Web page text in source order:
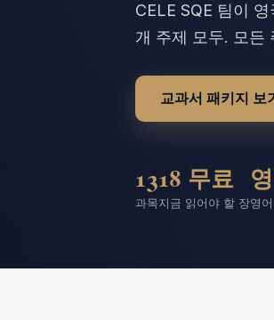
CELE SQE 팀이
개 주제 모두. 모든
교과서 패키지 보
13
과목
18 무료
지금 읽어야 할 장영어